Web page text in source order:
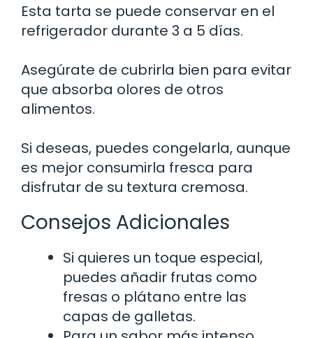
Esta tarta se puede conservar en el
refrigerador durante 3 a 5 días.
Asegúrate de cubrirla bien para evitar
que absorba olores de otros
alimentos.
Si deseas, puedes congelarla, aunque
es mejor consumirla fresca para
disfrutar de su textura cremosa.
Consejos Adicionales
Si quieres un toque especial,
puedes añadir frutas como
fresas o plátano entre las
capas de galletas.